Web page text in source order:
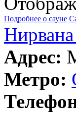
Подробнее о сауне
Адрес:
Метро: